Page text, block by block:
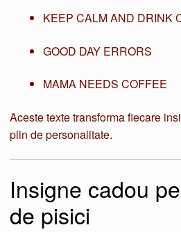
KEEP CALM AND DRINK
GOOD DAY ERRORS
MAMA NEEDS COFFEE
Aceste texte transforma fiecare
plin de personalitate.
Insigne cadou
de pisici